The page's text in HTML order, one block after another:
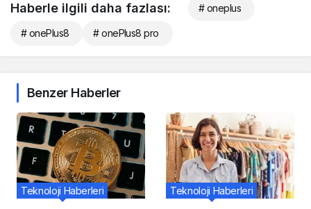
Haberle ilgili daha fazlası: # oneplus
# onePlus8 # onePlus8 pro
Benzer Haberler
Teknoloji Haberleri Teknoloji Haberleri